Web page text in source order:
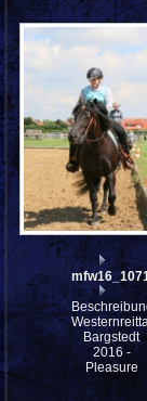
Bargstedt
2016 -
Pleasure